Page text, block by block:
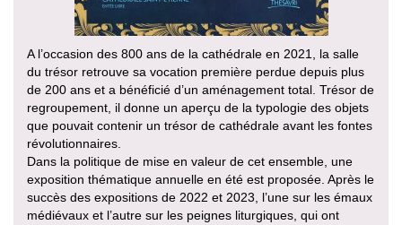
A l’occasion des 800 ans de la cathédrale en 2021, la salle
du trésor retrouve sa vocation première perdue depuis plus
de 200 ans et a bénéficié d’un aménagement total. Trésor de
regroupement, il donne un aperçu de la typologie des objets
que pouvait contenir un trésor de cathédrale avant les fontes
révolutionnaires.
Dans la politique de mise en valeur de cet ensemble, une
exposition thématique annuelle en été est proposée. Après le
succès des expositions de 2022 et 2023, l’une sur les émaux
médiévaux et l’autre sur les peignes liturgiques, qui ont